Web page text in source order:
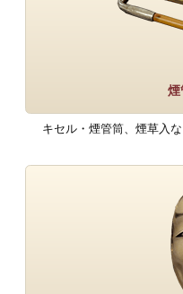
煙
キセル・煙管筒、煙草入